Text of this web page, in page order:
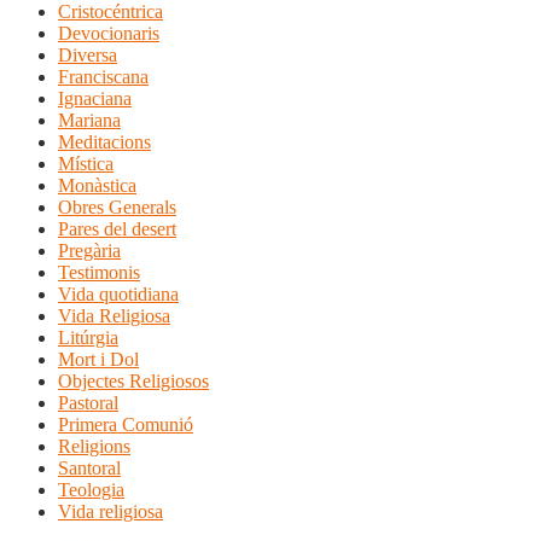
Cristocéntrica
Devocionaris
Diversa
Franciscana
Ignaciana
Mariana
Meditacions
Mística
Monàstica
Obres Generals
Pares del desert
Pregària
Testimonis
Vida quotidiana
Vida Religiosa
Litúrgia
Mort i Dol
Objectes Religiosos
Pastoral
Primera Comunió
Religions
Santoral
Teologia
Vida religiosa